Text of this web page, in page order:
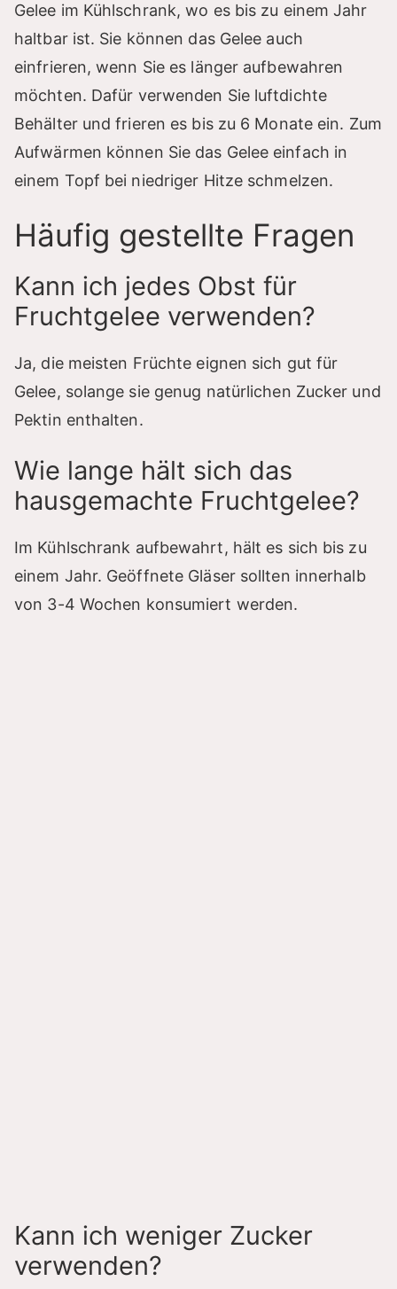
Gelee im Kühlschrank, wo es bis zu einem Jahr
haltbar ist. Sie können das Gelee auch
einfrieren, wenn Sie es länger aufbewahren
möchten. Dafür verwenden Sie luftdichte
Behälter und frieren es bis zu 6 Monate ein. Zum
Aufwärmen können Sie das Gelee einfach in
einem Topf bei niedriger Hitze schmelzen.
Häufig gestellte Fragen
Kann ich jedes Obst für
Fruchtgelee verwenden?
Ja, die meisten Früchte eignen sich gut für
Gelee, solange sie genug natürlichen Zucker und
Pektin enthalten.
Wie lange hält sich das
hausgemachte Fruchtgelee?
Im Kühlschrank aufbewahrt, hält es sich bis zu
einem Jahr. Geöffnete Gläser sollten innerhalb
von 3-4 Wochen konsumiert werden.
Kann ich weniger Zucker
verwenden?